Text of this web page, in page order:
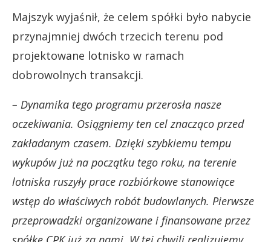
Majszyk wyjaśnił, że celem spółki było nabycie
przynajmniej dwóch trzecich terenu pod
projektowane lotnisko w ramach
dobrowolnych transakcji.
– Dynamika tego programu przerosła nasze
oczekiwania. Osiągniemy ten cel znacząco przed
zakładanym czasem. Dzięki szybkiemu tempu
wykupów już na początku tego roku, na terenie
lotniska ruszyły prace rozbiórkowe stanowiące
wstęp do właściwych robót budowlanych. Pierwsze
przeprowadzki organizowane i finansowane przez